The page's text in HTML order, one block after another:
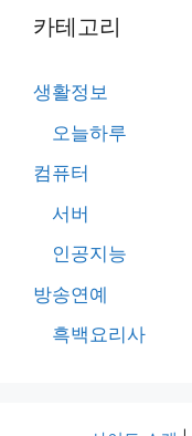
카테고리
생활정보
오늘하루
컴퓨터
서버
인공지능
방송연예
흑백요리사